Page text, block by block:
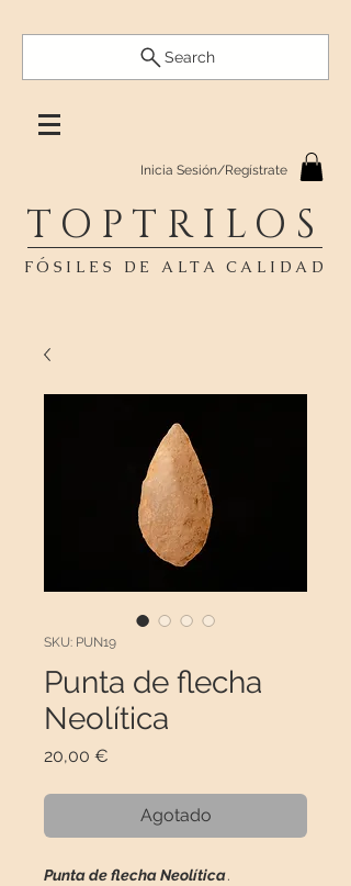
Search
Inicia Sesión/Regístrate
TOPTRILOS
FÓSILES DE ALTA CALIDAD
SKU: PUN19
Punta de flecha
Neolítica
20,00 €
Agotado
Punta de flecha Neolítica.